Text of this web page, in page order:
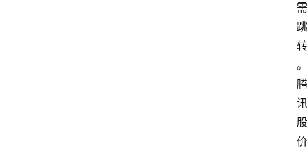
需
跳
转
。
腾
讯
股
价